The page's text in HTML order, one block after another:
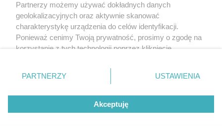
Partnerzy możemy używać dokładnych danych
geolokalizacyjnych oraz aktywnie skanować
charakterystykę urządzenia do celów identyfikacji.
Ponieważ cenimy Twoją prywatność, prosimy o zgodę na
korzystanie z tych technologii poprzez kliknięcie
zmienić/wycofać klikając przycisk ustawień prywatności
znajdujący się w lewym dolnym rogu strony
rodzaje przetwarzania danych nie wymagają zgody
użytkownika, ale masz prawo sprzeciwić się takiemu
przetwarzaniu. Preferencje będą miały zastosowanie tylko
PARTNERZY USTAWIENIA
Akceptuję